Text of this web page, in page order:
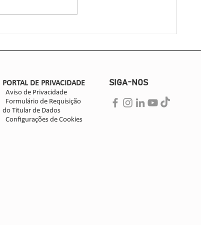
formada por 30 associadas, liderou
PORTAL DE PRIVACIDADE
Aviso de Privacidade
Formulário de Requisição
do Titular de Dados
Configurações de Cookies
SIGA-NOS